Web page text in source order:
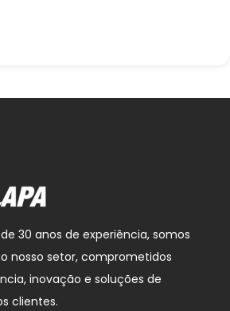
30 anos de experiência, somos
no nosso setor, comprometidos
inovação e soluções de
clientes.